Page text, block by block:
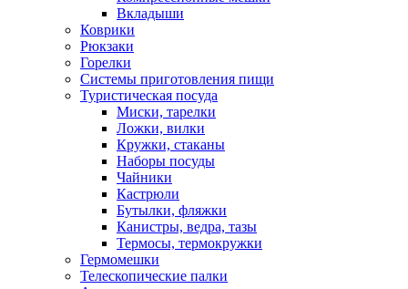
Вкладыши
Коврики
Рюкзаки
Горелки
Системы приготовления пищи
Туристическая посуда
Миски, тарелки
Ложки, вилки
Кружки, стаканы
Наборы посуды
Чайники
Кастрюли
Бутылки, фляжки
Канистры, ведра, тазы
Термосы, термокружки
Гермомешки
Телескопические палки